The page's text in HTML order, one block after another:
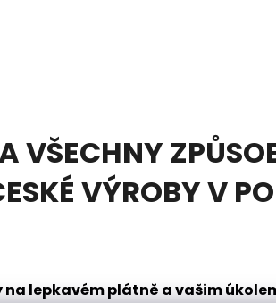
VÝROBY V
lepkavém plátně a vašim